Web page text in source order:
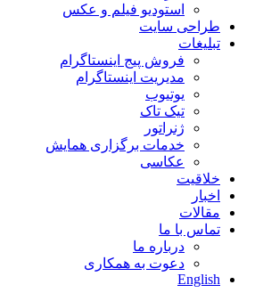
استودیو فیلم و عکس
طراحی سایت
تبلیغات
فروش پیج اینستاگرام
مدیریت اینستاگرام
یوتیوب
تیک تاک
ژنراتور
خدمات برگزاری همایش
عکاسی
خلاقیت
اخبار
مقالات
تماس با ما
درباره ما
دعوت به همکاری
English